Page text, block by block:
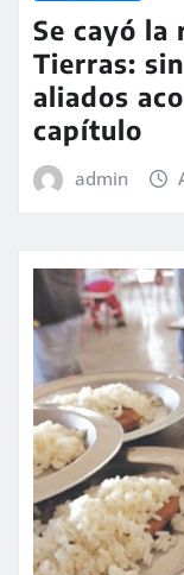
Se cayó la
Tierras:
aliados
capítulo
admin